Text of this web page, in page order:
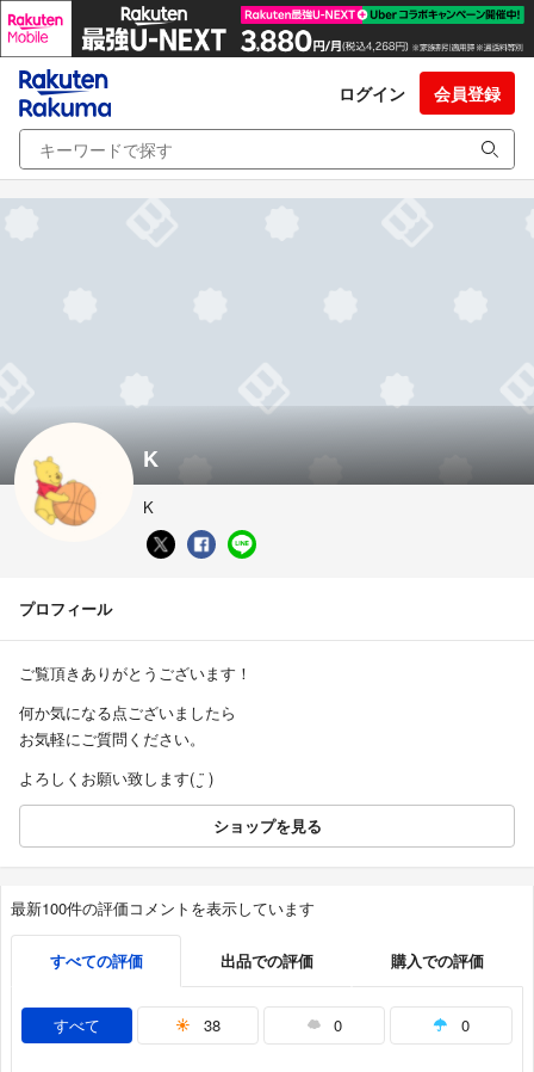
ログイン 会員登録
K
K
プロフィール
ご覧頂きありがとうございます！
何か気になる点ございましたら
お気軽にご質問ください。
よろしくお願い致します( ¨̮ )
ショップを見る
最新100件の評価コメントを表示しています
すべての評価 出品での評価 購入での評価
すべて 38 0 0